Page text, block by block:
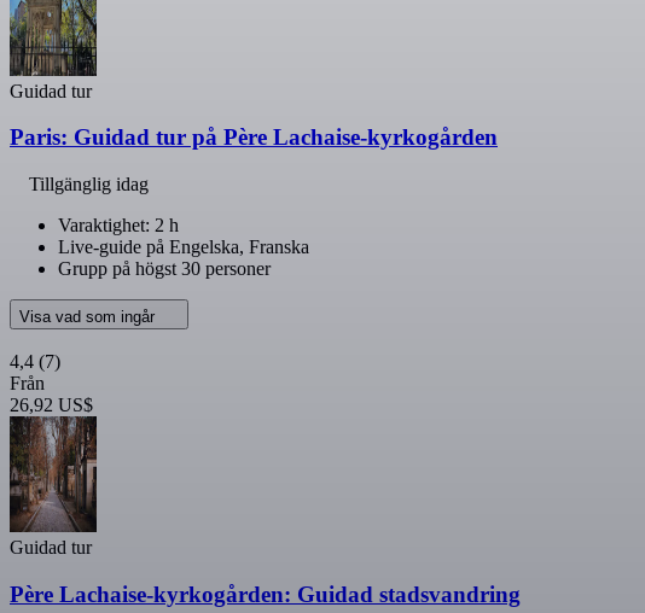
Guidad tur
Paris: Guidad tur på Père Lachaise-kyrkogården
Tillgänglig idag
Varaktighet: 2 h
Live-guide på Engelska, Franska
Grupp på högst 30 personer
Visa vad som ingår
4,4 (7)
Från
26,92 US$
Guidad tur
Père Lachaise-kyrkogården: Guidad stadsvandring